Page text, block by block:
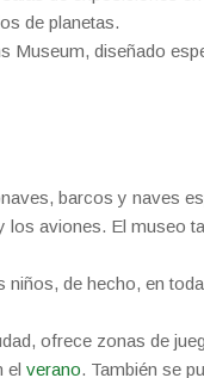
de planetas.
Museum, diseñado
barcos y naves
aviones. El museo
de hecho, en
ofrece zonas de
el verano. También se